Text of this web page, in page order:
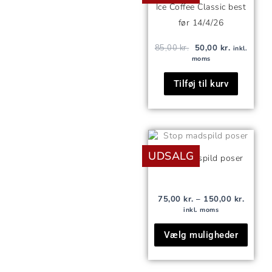
Ice Coffee Classic best
før 14/4/26
85,00kr.
85,00 kr..
50,00 kr.
50,00 kr..
inkl.
moms
Tilføj til kurv
UDSALG
Stop madspild poser
75,00 kr. – 150,00 kr.
inkl. moms
Vælg muligheder
Dette
kan